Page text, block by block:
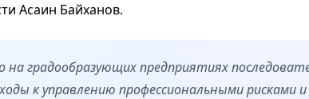
Асаин Байханов.
градообразующих предприятиях
к управлению профессиональными рисками